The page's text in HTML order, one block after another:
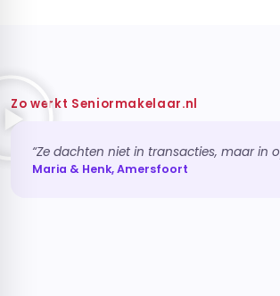
Zo werkt Seniormakelaar.nl
“Ze dachten niet in transacties, maar in
Maria & Henk, Amersfoort